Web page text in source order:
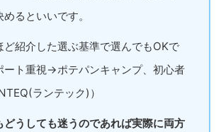
るといいです。
ど紹介した選ぶ基準で選んでもOKで
ート重視→ポテパンキャンプ、初心者
ランテック)）
どうしても迷うのであれば実際に両方